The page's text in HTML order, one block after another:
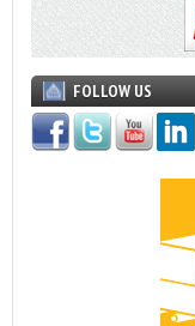
FOLLOW US